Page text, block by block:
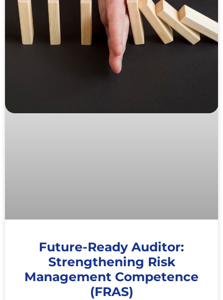
Future-Ready Auditor:
Strengthening Risk
Management Competence
(FRAS)